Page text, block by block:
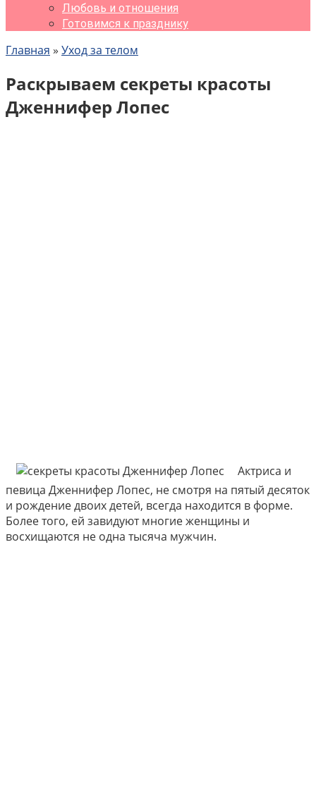
Любовь и отношения
Готовимся к празднику
Главная » Уход за телом
Раскрываем секреты красоты
Дженнифер Лопес
Актриса и
певица Дженнифер Лопес, не смотря на пятый десяток
и рождение двоих детей, всегда находится в форме.
Более того, ей завидуют многие женщины и
восхищаются не одна тысяча мужчин.